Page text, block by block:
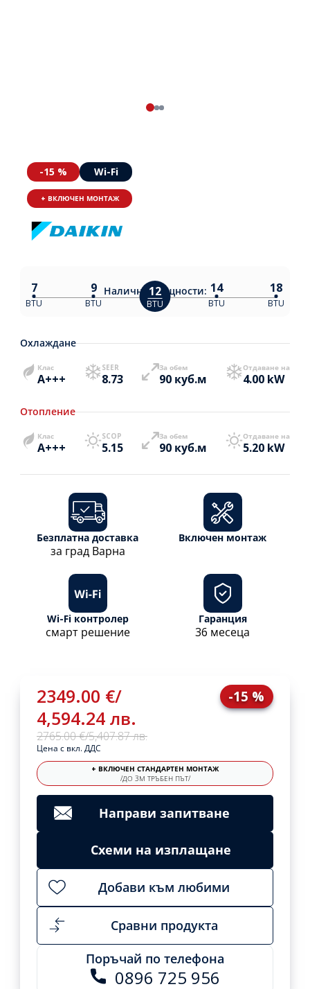
2349.00 €/
4,594.24 лв.
2765.00 €/5,407.87 лв.
-15 %
Цена с вкл. ДДС
+ ВКЛЮЧЕН СТАНДАРТЕН МОНТАЖ
/ДО 3М ТРЪБЕН ПЪТ/
Направи запитване
Схеми на изплащане
Добави към любими
Сравни продукта
Поръчай по телефона
0896 725 956
-15 % Wi-Fi
+ ВКЛЮЧЕН МОНТАЖ
Наличнимощности:
7
BTU
9
BTU
12
BTU
14
BTU
18
BTU
Охлаждане
Клас
A+++
SEER
8.73
За обем
90 куб.м
Отдаване на
4.00 kW
Отопление
Клас
A+++
SCOP
5.15
За обем
90 куб.м
Отдаване на
5.20 kW
Безплатна доставка
за град Варна
Включен монтаж
Wi-Fi контролер
смарт решение
Гаранция
36 месеца